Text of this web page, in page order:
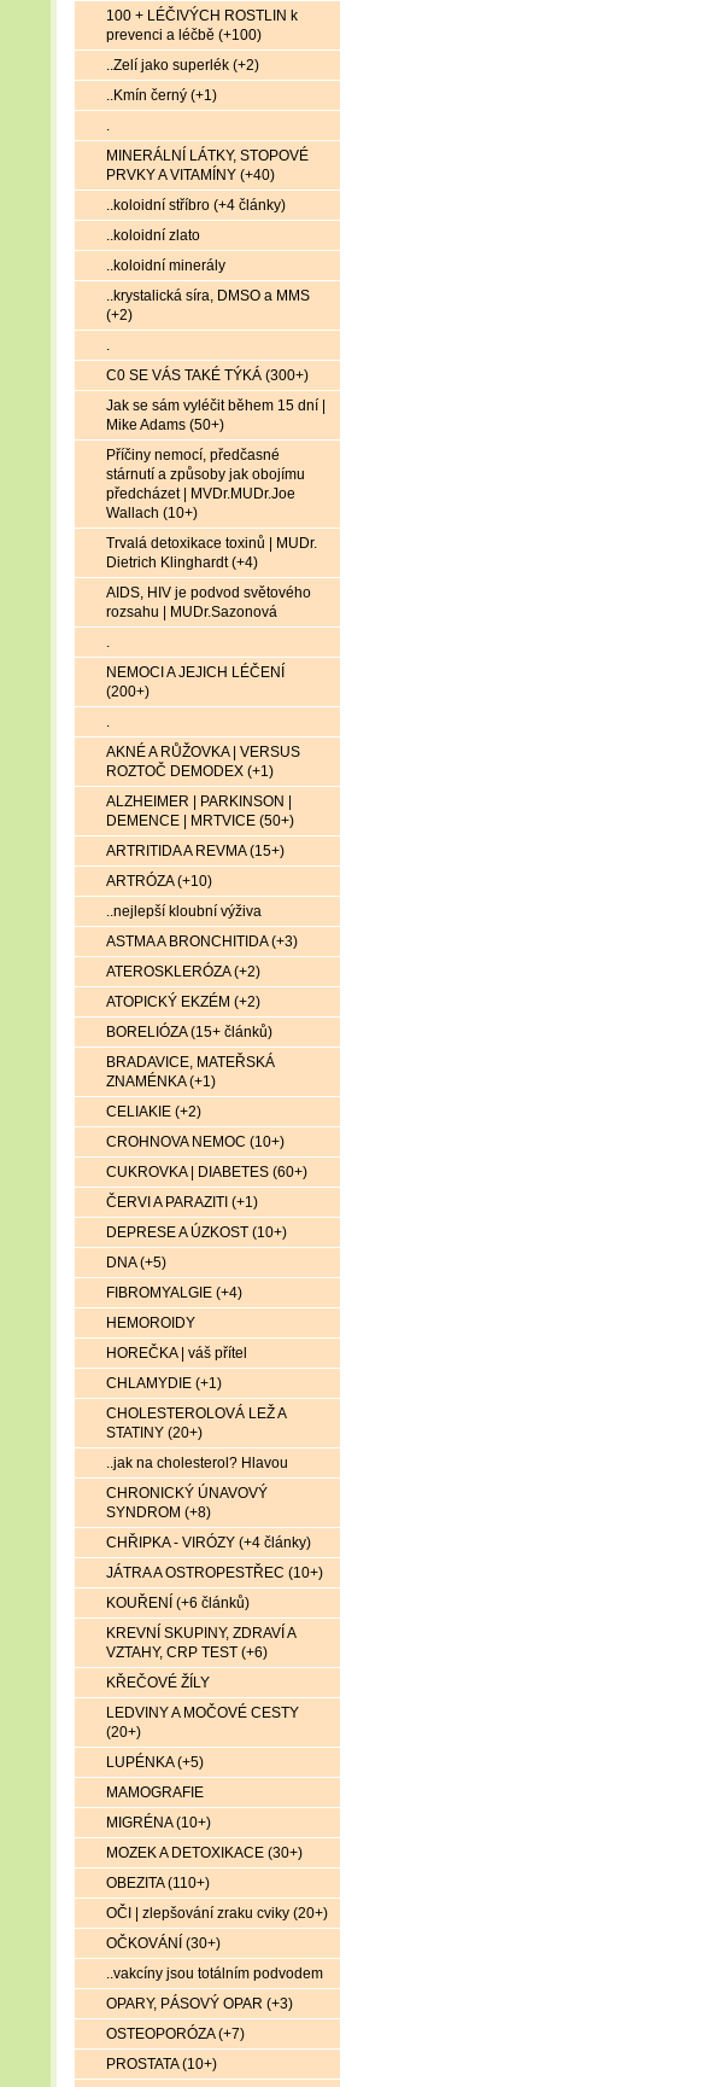
100 + LÉČIVÝCH ROSTLIN k
prevenci a léčbě (+100)
..Zelí jako superlék (+2)
..Kmín černý (+1)
.
MINERÁLNÍ LÁTKY, STOPOVÉ
PRVKY A VITAMÍNY (+40)
..koloidní stříbro (+4 články)
..koloidní zlato
..koloidní minerály
..krystalická síra, DMSO a MMS
(+2)
.
C0 SE VÁS TAKÉ TÝKÁ (300+)
Jak se sám vyléčit během 15 dní |
Mike Adams (50+)
Příčiny nemocí, předčasné
stárnutí a způsoby jak obojímu
předcházet | MVDr.MUDr.Joe
Wallach (10+)
Trvalá detoxikace toxinů | MUDr.
Dietrich Klinghardt (+4)
AIDS, HIV je podvod světového
rozsahu | MUDr.Sazonová
.
NEMOCI A JEJICH LÉČENÍ
(200+)
.
AKNÉ A RŮŽOVKA | VERSUS
ROZTOČ DEMODEX (+1)
ALZHEIMER | PARKINSON |
DEMENCE | MRTVICE (50+)
ARTRITIDA A REVMA (15+)
ARTRÓZA (+10)
..nejlepší kloubní výživa
ASTMA A BRONCHITIDA (+3)
ATEROSKLERÓZA (+2)
ATOPICKÝ EKZÉM (+2)
BORELIÓZA (15+ článků)
BRADAVICE, MATEŘSKÁ
ZNAMÉNKA (+1)
CELIAKIE (+2)
CROHNOVA NEMOC (10+)
CUKROVKA | DIABETES (60+)
ČERVI A PARAZITI (+1)
DEPRESE A ÚZKOST (10+)
DNA (+5)
FIBROMYALGIE (+4)
HEMOROIDY
HOREČKA | váš přítel
CHLAMYDIE (+1)
CHOLESTEROLOVÁ LEŽ A
STATINY (20+)
..jak na cholesterol? Hlavou
CHRONICKÝ ÚNAVOVÝ
SYNDROM (+8)
CHŘIPKA - VIRÓZY (+4 články)
JÁTRA A OSTROPESTŘEC (10+)
KOUŘENÍ (+6 článků)
KREVNÍ SKUPINY, ZDRAVÍ A
VZTAHY, CRP TEST (+6)
KŘEČOVÉ ŽÍLY
LEDVINY A MOČOVÉ CESTY
(20+)
LUPÉNKA (+5)
MAMOGRAFIE
MIGRÉNA (10+)
MOZEK A DETOXIKACE (30+)
OBEZITA (110+)
OČI | zlepšování zraku cviky (20+)
OČKOVÁNÍ (30+)
..vakcíny jsou totálním podvodem
OPARY, PÁSOVÝ OPAR (+3)
OSTEOPORÓZA (+7)
PROSTATA (10+)